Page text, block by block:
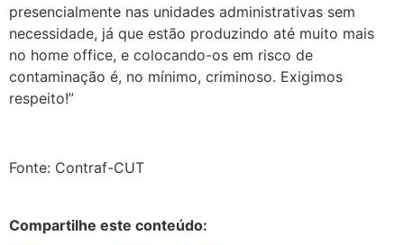
presencialmente nas unidades administrativas sem
necessidade, já que estão produzindo até muito mais
no home office, e colocando-os em risco de
contaminação é, no mínimo, criminoso. Exigimos
respeito!”
Fonte: Contraf-CUT
Compartilhe este conteúdo: